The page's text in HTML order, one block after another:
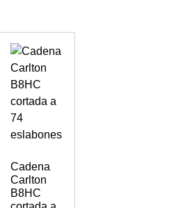
Cadena
Carlton
B8HC